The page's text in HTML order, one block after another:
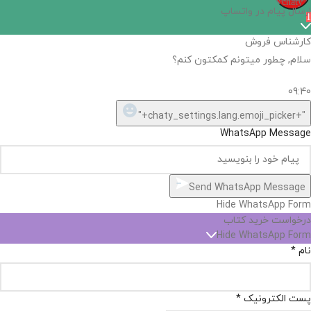
1
ارسال پیام در واتساپ
کارشناس فروش
سلام, چطور میتونم کمکتون کنم؟
09:40
"+chaty_settings.lang.emoji_picker+"
WhatsApp Message
Send WhatsApp Message
Hide WhatsApp Form
درخواست خرید کتاب
Hide WhatsApp Form
نام *
پست الکترونیک *